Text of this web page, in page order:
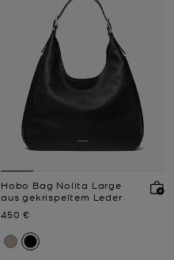
Hobo Bag Nolita Large
aus gekrispeltem Leder
Jetzt
450 €